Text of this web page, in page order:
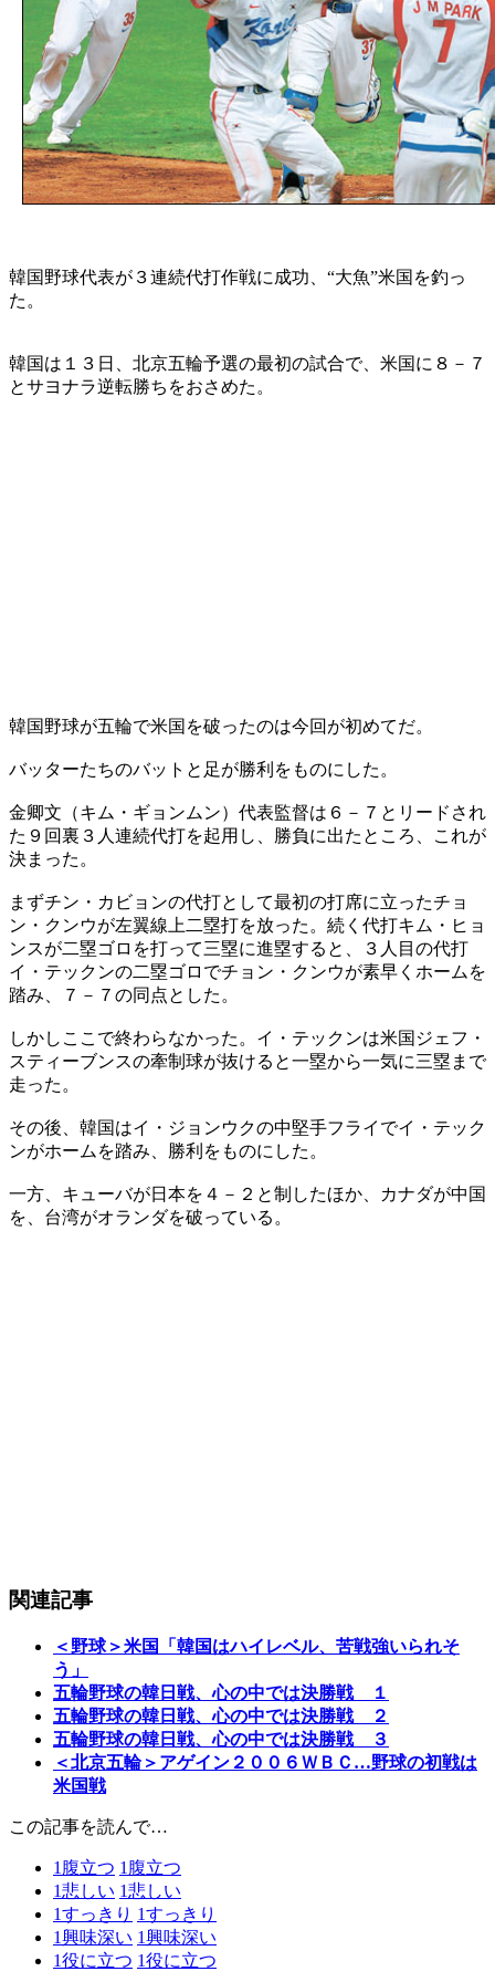
韓国野球代表が３連続代打作戦に成功、“大魚”米国を釣っ
た。
韓国は１３日、北京五輪予選の最初の試合で、米国に８－７
とサヨナラ逆転勝ちをおさめた。
韓国野球が五輪で米国を破ったのは今回が初めてだ。
バッターたちのバットと足が勝利をものにした。
金卿文（キム・ギョンムン）代表監督は６－７とリードされ
た９回裏３人連続代打を起用し、勝負に出たところ、これが
決まった。
まずチン・カビョンの代打として最初の打席に立ったチョ
ン・クンウが左翼線上二塁打を放った。続く代打キム・ヒョ
ンスが二塁ゴロを打って三塁に進塁すると、３人目の代打
イ・テックンの二塁ゴロでチョン・クンウが素早くホームを
踏み、７－７の同点とした。
しかしここで終わらなかった。イ・テックンは米国ジェフ・
スティーブンスの牽制球が抜けると一塁から一気に三塁まで
走った。
その後、韓国はイ・ジョンウクの中堅手フライでイ・テック
ンがホームを踏み、勝利をものにした。
一方、キューバが日本を４－２と制したほか、カナダが中国
を、台湾がオランダを破っている。
関連記事
＜野球＞米国「韓国はハイレベル、苦戦強いられそ
う」
五輪野球の韓日戦、心の中では決勝戦 １
五輪野球の韓日戦、心の中では決勝戦 ２
五輪野球の韓日戦、心の中では決勝戦 ３
＜北京五輪＞アゲイン２００６ＷＢＣ…野球の初戦は
米国戦
この記事を読んで…
1 腹立つ 1 腹立つ
1悲しい 1悲しい
1すっきり 1すっきり
1興味深い 1興味深い
1役に立つ 1役に立つ